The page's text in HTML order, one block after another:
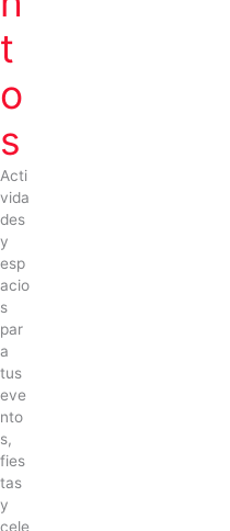
t
o
s
Acti
vida
des
y
esp
acio
s
par
a
tus
eve
nto
s,
fies
tas
y
cele